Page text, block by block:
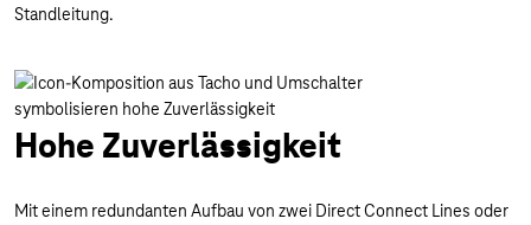
Standleitung.
Hohe Zuverlässigkeit
Mit einem redundanten Aufbau von zwei Direct Connect Lines oder